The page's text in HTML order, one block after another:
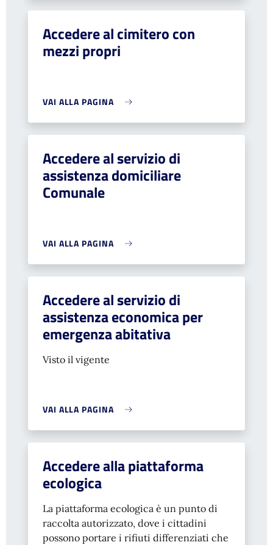
Accedere al cimitero con
mezzi propri
VAI ALLA PAGINA
Accedere al servizio di
assistenza domiciliare
Comunale
VAI ALLA PAGINA
Accedere al servizio di
assistenza economica per
emergenza abitativa
Visto il vigente
VAI ALLA PAGINA
Accedere alla piattaforma
ecologica
La piattaforma ecologica è un punto di
raccolta autorizzato, dove i cittadini
possono portare i rifiuti differenziati che